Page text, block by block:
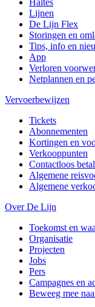
Haltes
Lijnen
De Lijn Flex
Storingen en
Tips, info en
App
Verloren
Netplannen en
Vervoerbewijzen
Tickets
Abonnementen
Kortingen en
Verkooppunten
Contactloos
Algemene
Algemene
Over De Lijn
Toekomst en
Organisatie
Projecten
Jobs
Pers
Campagnes en
Beweeg mee